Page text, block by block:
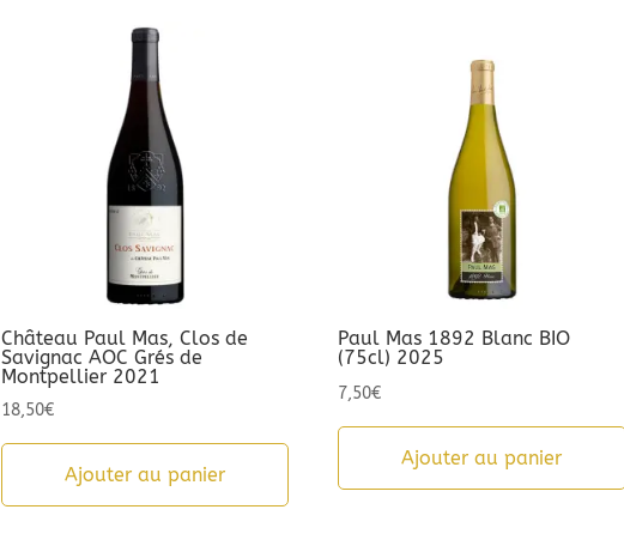
Château Paul Mas, Clos de
Savignac AOC Grés de
Montpellier 2021
18,50€
Ajouter au panier
Paul Mas 1892 Blanc BIO
(75cl) 2025
7,50€
Ajouter au panier